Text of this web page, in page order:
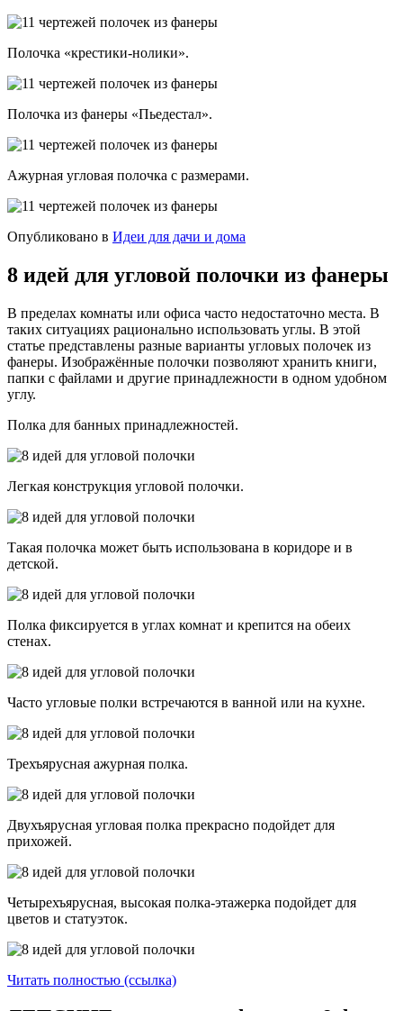
Полочка «крестики-нолики».
Полочка из фанеры «Пьедестал».
Ажурная угловая полочка с размерами.
Опубликовано в Идеи для дачи и дома
8 идей для угловой полочки из фанеры
В пределах комнаты или офиса часто недостаточно места. В
таких ситуациях рационально использовать углы. В этой
статье представлены разные варианты угловых полочек из
фанеры. Изображённые полочки позволяют хранить книги,
папки с файлами и другие принадлежности в одном удобном
углу.
Полка для банных принадлежностей.
Легкая конструкция угловой полочки.
Такая полочка может быть использована в коридоре и в
детской.
Полка фиксируется в углах комнат и крепится на обеих
стенах.
Часто угловые полки встречаются в ванной или на кухне.
Трехъярусная ажурная полка.
Двухъярусная угловая полка прекрасно подойдет для
прихожей.
Четырехъярусная, высокая полка-этажерка подойдет для
цветов и статуэток.
Читать полностью (ссылка)